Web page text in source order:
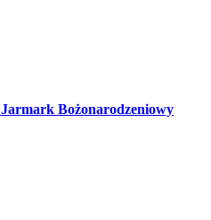
Jarmark Bożonarodzeniowy